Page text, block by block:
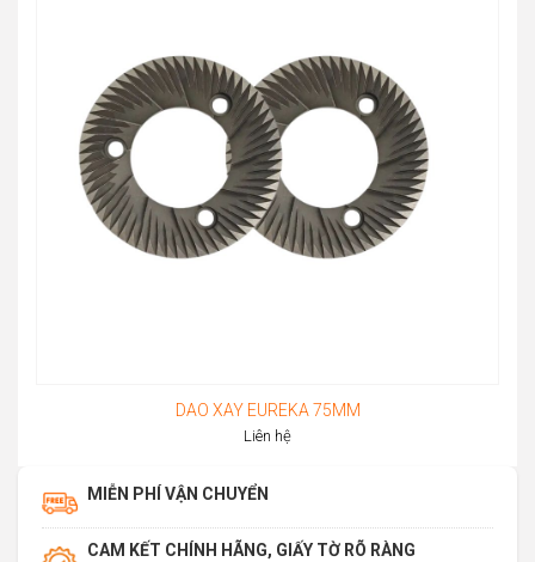
DAO XAY EUREKA 75MM
Liên hệ
MIỄN PHÍ VẬN CHUYỂN
CAM KẾT CHÍNH HÃNG, GIẤY TỜ RÕ RÀNG